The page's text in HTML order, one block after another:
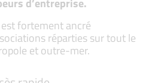
fortement ancré
réparties sur tout le
et outre-mer.